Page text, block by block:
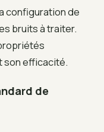
configuration de
bruits à traiter.
son efficacité.
de